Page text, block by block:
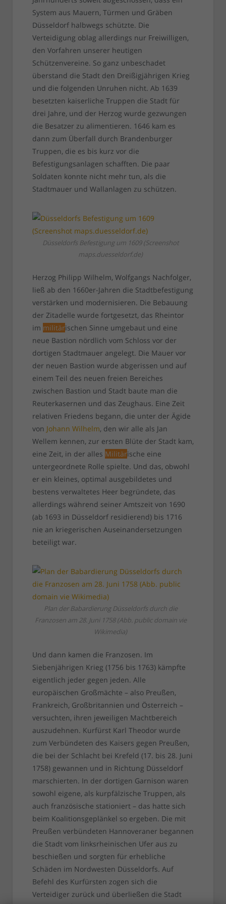
System aus Mauern, Türmen und Gräben
Düsseldorf halbwegs schützte. Die
Verteidigung oblag allerdings nur Freiwilligen,
den Vorfahren unserer heutigen
Schützenvereine. So ganz unbeschadet
überstand die Stadt den Dreißigjährigen Krieg
und die folgenden Unruhen nicht. Ab 1639
besetzten kaiserliche Truppen die Stadt für
drei Jahre, und der Herzog wurde gezwungen
die Besatzer zu alimentieren. 1646 kam es
dann zum Überfall durch Brandenburger
Truppen, die es bis kurz vor die
Befestigungsanlagen schafften. Die paar
Soldaten konnte nicht mehr tun, als die
Stadtmauer und Wallanlagen zu schützen.
Düsseldorfs Befestigung um 1609 (Screenshot
maps.duesseldorf.de)
Herzog Philipp Wilhelm, Wolfgangs Nachfolger,
ließ ab den 1660er-Jahren die Stadtbefestigung
verstärken und modernisieren. Die Bebauung
der Zitadelle wurde fortgesetzt, das Rheintor
im militärischen Sinne umgebaut und eine
neue Bastion nördlich vom Schloss vor der
dortigen Stadtmauer angelegt. Die Mauer vor
der neuen Bastion wurde abgerissen und auf
einem Teil des neuen freien Bereiches
zwischen Bastion und Stadt baute man die
Reuterkasernen und das Zeughaus. Eine Zeit
relativen Friedens begann, die unter der Ägide
von Johann Wilhelm, den wir alle als Jan
Wellem kennen, zur ersten Blüte der Stadt kam,
eine Zeit, in der alles Militärische eine
untergeordnete Rolle spielte. Und das, obwohl
er ein kleines, optimal ausgebildetes und
bestens verwaltetes Heer begründete, das
allerdings während seiner Amtszeit von 1690
(ab 1693 in Düsseldorf residierend) bis 1716
nie an kriegerischen Auseinandersetzungen
beteiligt war.
Plan der Babardierung Düsseldorfs durch die
Franzosen am 28. Juni 1758 (Abb. public domain vie
Wikimedia)
Und dann kamen die Franzosen. Im
Siebenjährigen Krieg (1756 bis 1763) kämpfte
eigentlich jeder gegen jeden. Alle
europäischen Großmächte – also Preußen,
Frankreich, Großbritannien und Österreich –
versuchten, ihren jeweiligen Machtbereich
auszudehnen. Kurfürst Karl Theodor wurde
zum Verbündeten des Kaisers gegen Preußen,
die bei der Schlacht bei Krefeld (17. bis 28. Juni
1758) gewannen und in Richtung Düsseldorf
marschierten. In der dortigen Garnison waren
sowohl eigene, als kurpfälzische Truppen, als
auch französische stationiert – das hatte sich
beim Koalitionsgeplänkel so ergeben. Die mit
Preußen verbündeten Hannoveraner begannen
die Stadt vom linksrheinischen Ufer aus zu
beschießen und sorgten für erhebliche
Schäden im Nordwesten Düsseldorfs. Auf
Befehl des Kurfürsten zogen sich die
Verteidiger zurück und überließen die Stadt